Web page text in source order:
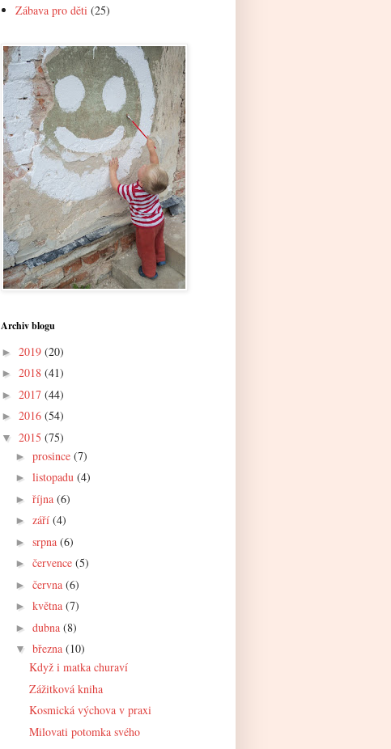
Zábava pro děti (25)
Archiv blogu
► 2019 (20)
► 2018 (41)
► 2017 (44)
► 2016 (54)
▼ 2015 (75)
► prosince (7)
► listopadu (4)
► října (6)
► září (4)
► srpna (6)
► července (5)
► června (6)
► května (7)
► dubna (8)
▼ března (10)
Když i matka churaví
Zážitková kniha
Kosmická výchova v praxi
Milovati potomka svého